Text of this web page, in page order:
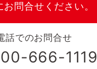
問合せください。
話でのお問合せ
666-1119